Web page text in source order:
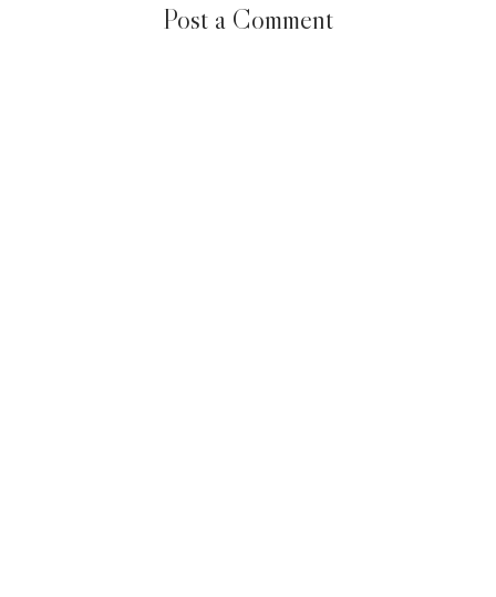
Post a Comment